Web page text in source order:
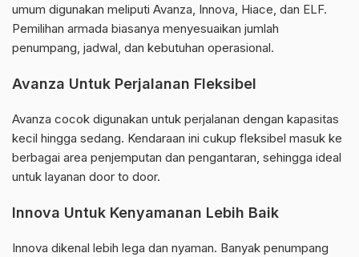
umum digunakan meliputi Avanza, Innova, Hiace, dan ELF.
Pemilihan armada biasanya menyesuaikan jumlah
penumpang, jadwal, dan kebutuhan operasional.
Avanza Untuk Perjalanan Fleksibel
Avanza cocok digunakan untuk perjalanan dengan kapasitas
kecil hingga sedang. Kendaraan ini cukup fleksibel masuk ke
berbagai area penjemputan dan pengantaran, sehingga ideal
untuk layanan door to door.
Innova Untuk Kenyamanan Lebih Baik
Innova dikenal lebih lega dan nyaman. Banyak penumpang